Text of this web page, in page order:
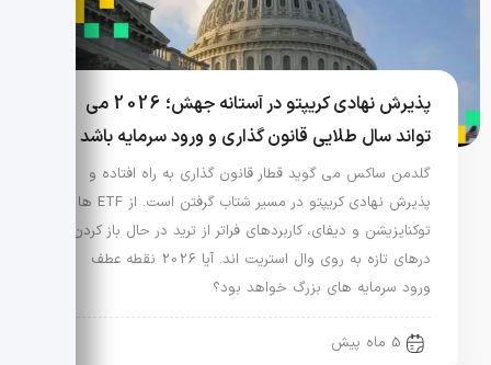
پذیرش نهادی کریپتو در آستانه جهش؛ 2026 می
تواند سال طلایی قانون گذاری و ورود سرمایه باشد
گلدمن ساکس می گوید قطار قانون گذاری به راه افتاده و
پذیرش نهادی کریپتو در مسیر شتاب گرفتن است. از ETF ها تا
توکنایزیشن و دیفای، کاربردهای فراتر از ترید در حال باز کردن
درهای تازه به روی وال استریت اند. آیا 2026 نقطه عطف
ورود سرمایه های بزرگ خواهد بود؟
5 ماه پیش